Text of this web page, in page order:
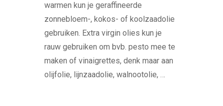
warmen kun je geraffineerde
zonnebloem-, kokos- of koolzaadolie
gebruiken. Extra virgin olies kun je
rauw gebruiken om bvb. pesto mee te
maken of vinaigrettes, denk maar aan
olijfolie, lijnzaadolie, walnootolie, …